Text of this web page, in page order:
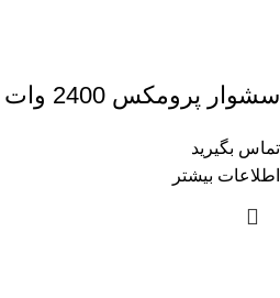
سشوار پرومکس 2400 وات مدل 7240
تماس بگیرید
اطلاعات بیشتر